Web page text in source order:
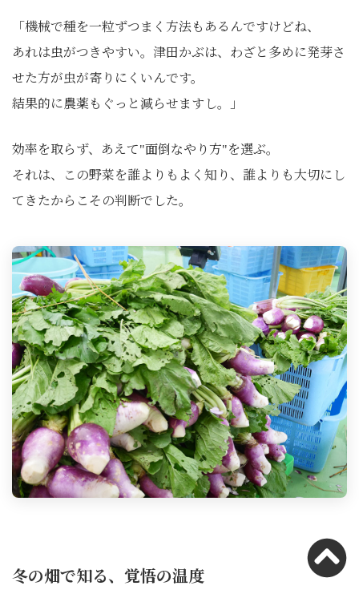
「機械で種を一粒ずつまく方法もあるんですけどね、
あれは虫がつきやすい。津田かぶは、わざと多めに発芽さ
せた方が虫が寄りにくいんです。
結果的に農薬もぐっと減らせますし。」
効率を取らず、あえて"面倒なやり方"を選ぶ。
それは、この野菜を誰よりもよく知り、誰よりも大切にし
てきたからこその判断でした。
冬の畑で知る、覚悟の温度